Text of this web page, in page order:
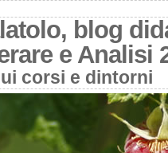
blog
e Analisi
corsi e dintorni